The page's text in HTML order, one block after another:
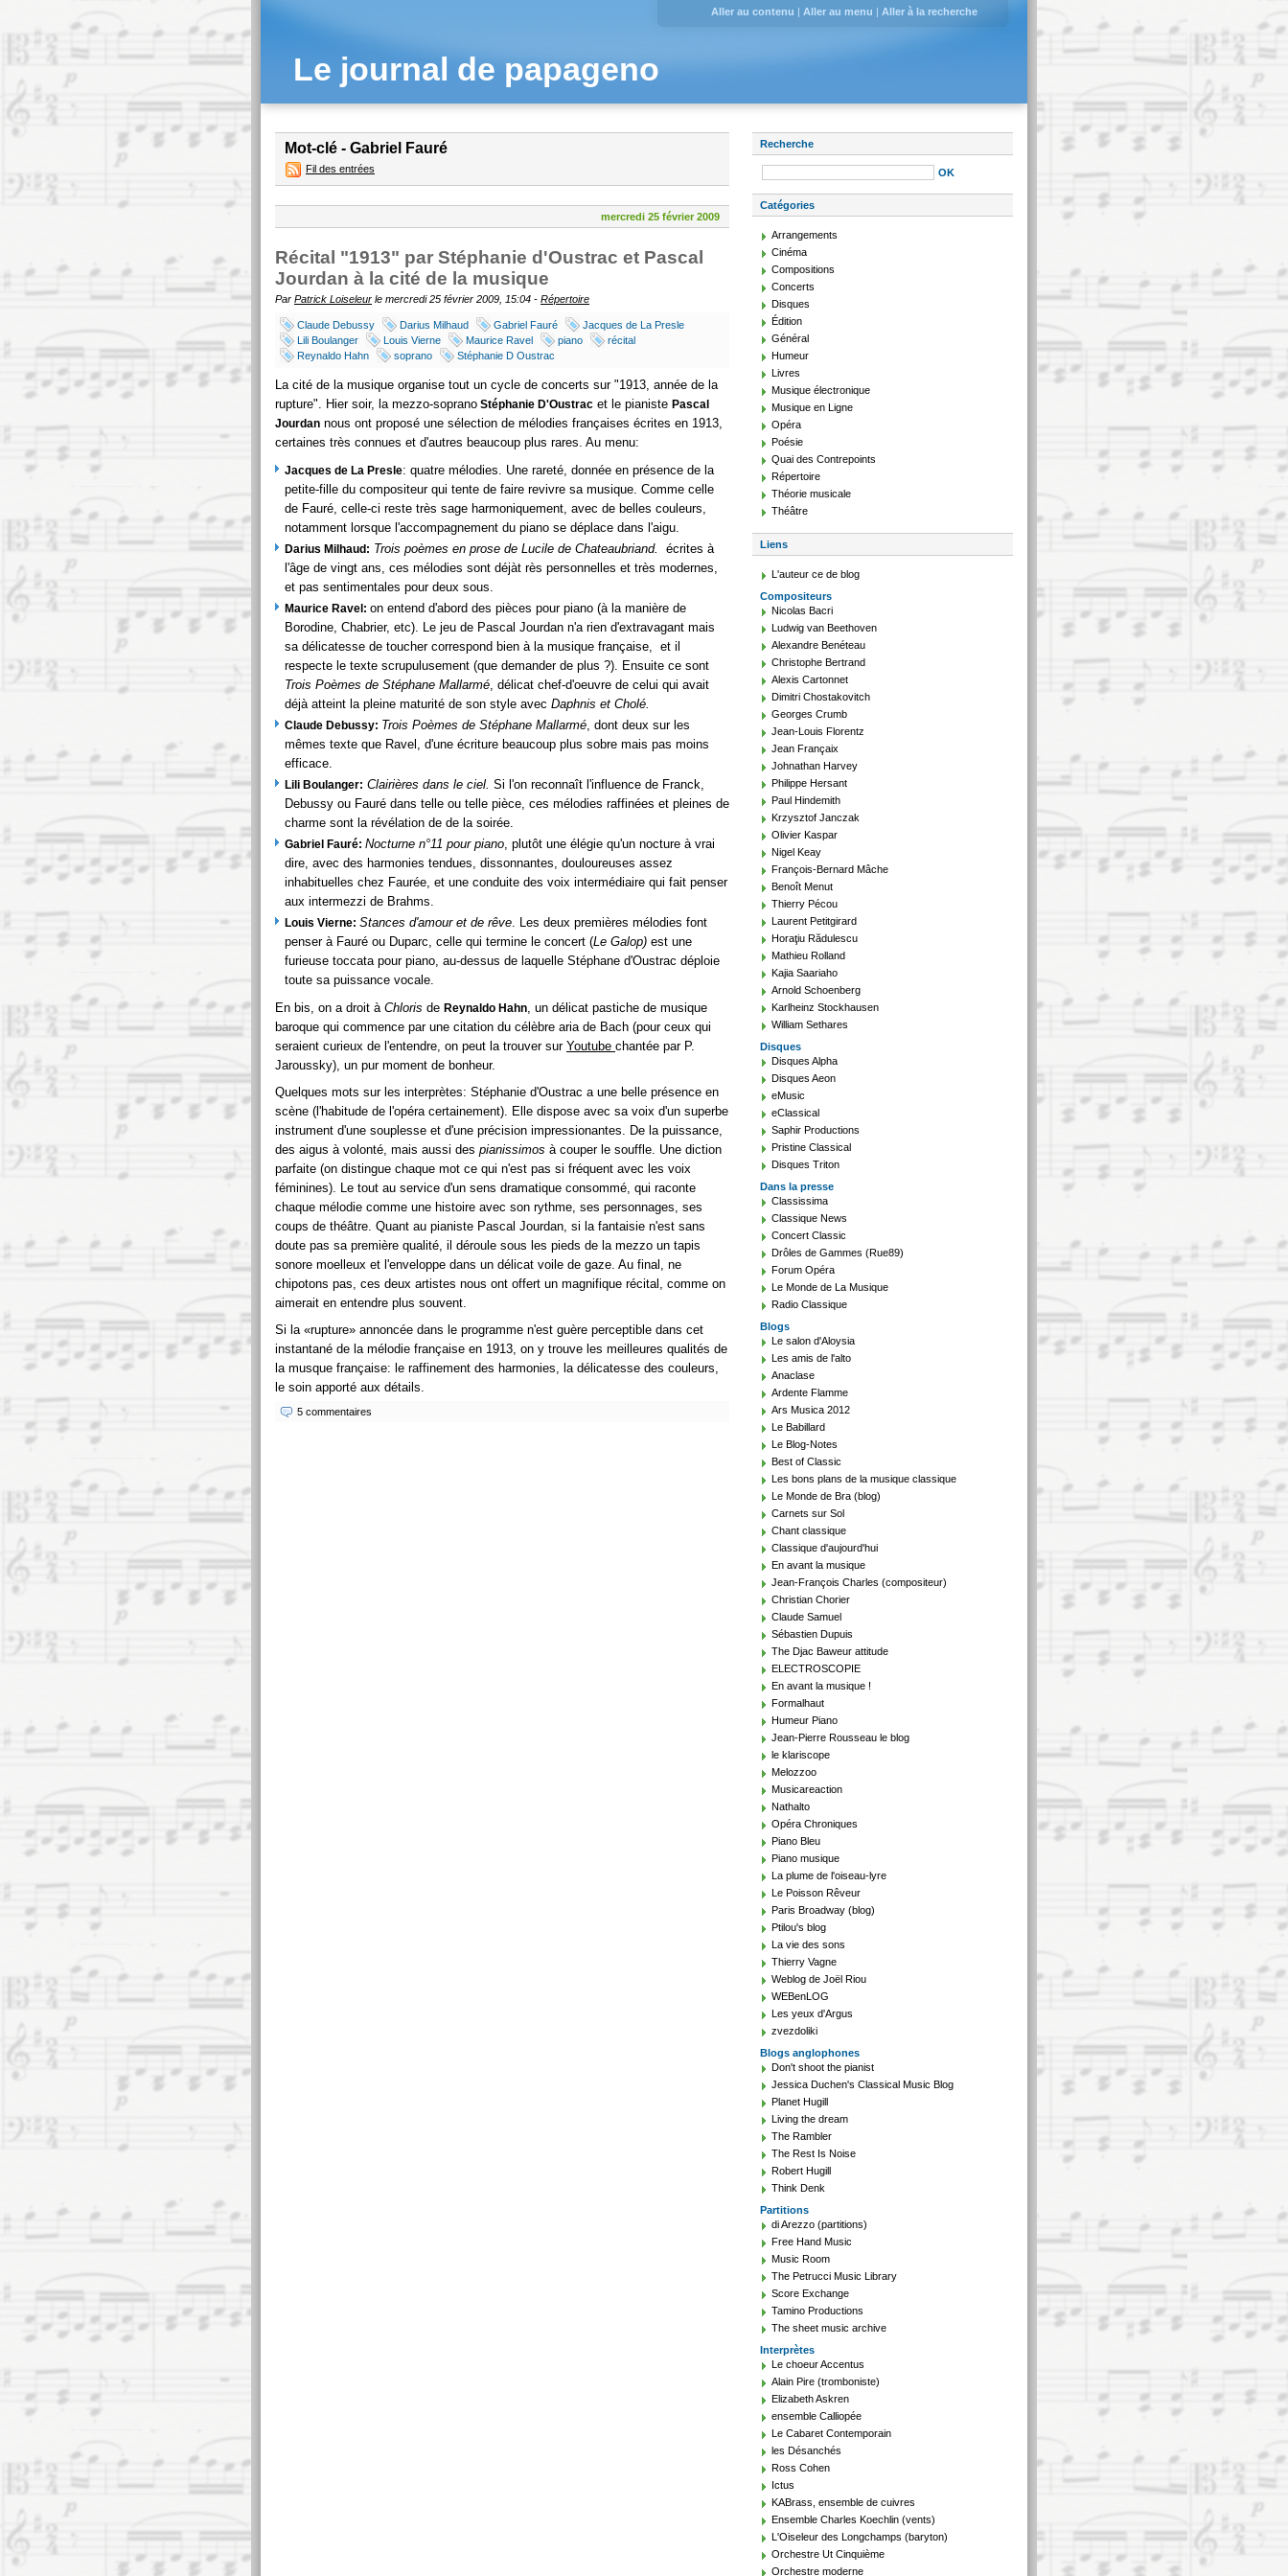
Le journal de papageno
Aller au contenu | Aller au menu | Aller à la recherche
Mot-clé - Gabriel Fauré
Fil des entrées
mercredi 25 février 2009
Récital "1913" par Stéphanie d'Oustrac et Pascal
Jourdan à la cité de la musique
Par Patrick Loiseleur le mercredi 25 février 2009, 15:04 - Répertoire
Claude Debussy Darius Milhaud Gabriel Fauré
Jacques de La Presle
Lili Boulanger
Louis Vierne Maurice Ravel piano
récital
Reynaldo Hahn
soprano Stéphanie D Oustrac
La cité de la musique organise tout un cycle de concerts sur "1913, année de la
rupture". Hier soir, la mezzo-soprano Stéphanie D'Oustrac et le pianiste Pascal
Jourdan nous ont proposé une sélection de mélodies françaises écrites en 1913,
certaines très connues et d'autres beaucoup plus rares. Au menu:
Jacques de La Presle: quatre mélodies. Une rareté, donnée en présence de la
petite-fille du compositeur qui tente de faire revivre sa musique. Comme celle
de Fauré, celle-ci reste très sage harmoniquement, avec de belles couleurs,
notamment lorsque l'accompagnement du piano se déplace dans l'aigu.
Darius Milhaud: Trois poèmes en prose de Lucile de Chateaubriand.
écrites à
l'âge de vingt ans, ces mélodies sont déjàt rès personnelles et très modernes,
et pas sentimentales pour deux sous.
Maurice Ravel: on entend d'abord des pièces pour piano (à la manière de
Borodine, Chabrier, etc). Le jeu de Pascal Jourdan n'a rien d'extravagant mais
sa délicatesse de toucher correspond bien à la musique française, et il
respecte le texte scrupulusement (que demander de plus ?). Ensuite ce sont
Trois Poèmes de Stéphane Mallarmé, délicat chef-d'oeuvre de celui qui avait
déjà atteint la pleine maturité de son style avec Daphnis et Cholé.
Claude Debussy: Trois Poèmes de Stéphane Mallarmé, dont deux sur les
mêmes texte que Ravel, d'une écriture beaucoup plus sobre mais pas moins
efficace.
Lili Boulanger: Clairières dans le ciel. Si l'on reconnaît l'influence de Franck,
Debussy ou Fauré dans telle ou telle pièce, ces mélodies raffinées et pleines de
charme sont la révélation de de la soirée.
Gabriel Fauré: Nocturne n°11 pour piano, plutôt une élégie qu'un nocture à vrai
dire, avec des harmonies tendues, dissonnantes, douloureuses assez
inhabituelles chez Faurée, et une conduite des voix intermédiaire qui fait penser
aux intermezzi de Brahms.
Louis Vierne: Stances d'amour et de rêve. Les deux premières mélodies font
penser à Fauré ou Duparc, celle qui termine le concert (Le Galop) est une
furieuse toccata pour piano, au-dessus de laquelle Stéphane d'Oustrac déploie
toute sa puissance vocale.
En bis, on a droit à Chloris de Reynaldo Hahn, un délicat pastiche de musique
baroque qui commence par une citation du célèbre aria de Bach (pour ceux qui
seraient curieux de l'entendre, on peut la trouver sur Youtube chantée par P.
Jaroussky), un pur moment de bonheur.
Quelques mots sur les interprètes: Stéphanie d'Oustrac a une belle présence en
scène (l'habitude de l'opéra certainement). Elle dispose avec sa voix d'un superbe
instrument d'une souplesse et d'une précision impressionantes. De la puissance,
des aigus à volonté, mais aussi des pianissimos à couper le souffle. Une diction
parfaite (on distingue chaque mot ce qui n'est pas si fréquent avec les voix
féminines). Le tout au service d'un sens dramatique consommé, qui raconte
chaque mélodie comme une histoire avec son rythme, ses personnages, ses
coups de théâtre. Quant au pianiste Pascal Jourdan, si la fantaisie n'est sans
doute pas sa première qualité, il déroule sous les pieds de la mezzo un tapis
sonore moelleux et l'enveloppe dans un délicat voile de gaze. Au final, ne
chipotons pas, ces deux artistes nous ont offert un magnifique récital, comme on
aimerait en entendre plus souvent.
Si la
rupture
annoncée dans le programme n'est guère perceptible dans cet
instantané de la mélodie française en 1913, on y trouve les meilleures qualités de
la musque française: le raffinement des harmonies, la délicatesse des couleurs,
le soin apporté aux détails.
5 commentaires
Recherche
Catégories
Arrangements
Cinéma
Compositions
Concerts
Disques
Édition
Général
Humeur
Livres
Musique électronique
Musique en Ligne
Opéra
Poésie
Quai des Contrepoints
Répertoire
Théorie musicale
Théâtre
Liens
L'auteur ce de blog
Compositeurs
Nicolas Bacri
Ludwig van Beethoven
Alexandre Benéteau
Christophe Bertrand
Alexis Cartonnet
Dimitri Chostakovitch
Georges Crumb
Jean-Louis Florentz
Jean Françaix
Johnathan Harvey
Philippe Hersant
Paul Hindemith
Krzysztof Janczak
Olivier Kaspar
Nigel Keay
François-Bernard Mâche
Benoît Menut
Thierry Pécou
Laurent Petitgirard
Horaţiu Rădulescu
Mathieu Rolland
Kajia Saariaho
Arnold Schoenberg
Karlheinz Stockhausen
William Sethares
Disques
Disques Alpha
Disques Aeon
eMusic
eClassical
Saphir Productions
Pristine Classical
Disques Triton
Dans la presse
Classissima
Classique News
Concert Classic
Drôles de Gammes (Rue89)
Forum Opéra
Le Monde de La Musique
Radio Classique
Blogs
Le salon d'Aloysia
Les amis de l'alto
Anaclase
Ardente Flamme
Ars Musica 2012
Le Babillard
Le Blog-Notes
Best of Classic
Les bons plans de la musique classique
Le Monde de Bra (blog)
Carnets sur Sol
Chant classique
Classique d'aujourd'hui
En avant la musique
Jean-François Charles (compositeur)
Christian Chorier
Claude Samuel
Sébastien Dupuis
The Djac Baweur attitude
ELECTROSCOPIE
En avant la musique !
Formalhaut
Humeur Piano
Jean-Pierre Rousseau le blog
le klariscope
Melozzoo
Musicareaction
Nathalto
Opéra Chroniques
Piano Bleu
Piano musique
La plume de l'oiseau-lyre
Le Poisson Rêveur
Paris Broadway (blog)
Ptilou's blog
La vie des sons
Thierry Vagne
Weblog de Joël Riou
WEBenLOG
Les yeux d'Argus
zvezdoliki
Blogs anglophones
Don't shoot the pianist
Jessica Duchen's Classical Music Blog
Planet Hugill
Living the dream
The Rambler
The Rest Is Noise
Robert Hugill
Think Denk
Partitions
di Arezzo (partitions)
Free Hand Music
Music Room
The Petrucci Music Library
Score Exchange
Tamino Productions
The sheet music archive
Interprètes
Le choeur Accentus
Alain Pire (tromboniste)
Elizabeth Askren
ensemble Calliopée
Le Cabaret Contemporain
les Désanchés
Ross Cohen
Ictus
KABrass, ensemble de cuivres
Ensemble Charles Koechlin (vents)
L'Oiseleur des Longchamps (baryton)
Orchestre Ut Cinquième
Orchestre moderne